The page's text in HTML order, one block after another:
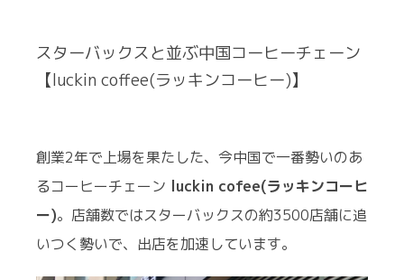
スターバックスと並ぶ中国コーヒーチェーン
【luckin coffee(ラッキンコーヒー)】
創業2年で上場を果たした、今中国で一番勢いのあ
るコーヒーチェーン luckin cofee(ラッキンコーヒ
ー)。店舗数ではスターバックスの約3500店舗に追
いつく勢いで、出店を加速しています。